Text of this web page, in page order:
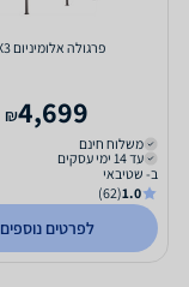
פרגולה אלומיניום 5X3
4,699
₪
משלוח חינם
עד 14 ימי עסקים
ב- שטיבאי
1.0
(62)
לפרטים נוספים